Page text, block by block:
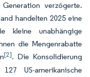
verzögerte.
handelten 2025 eine
kleine unabhängige
die Mengenrabatte
[2]. Die Konsolidierung
US-amerikanische